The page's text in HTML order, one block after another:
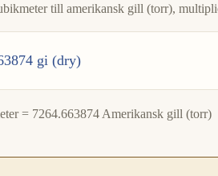
till amerikansk gill (torr),
gi (dry)
= 7264.663874 Amerikansk gill (torr)